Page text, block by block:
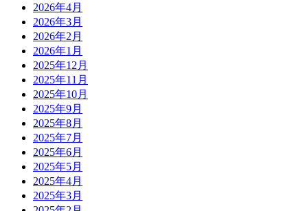
2026年4月
2026年3月
2026年2月
2026年1月
2025年12月
2025年11月
2025年10月
2025年9月
2025年8月
2025年7月
2025年6月
2025年5月
2025年4月
2025年3月